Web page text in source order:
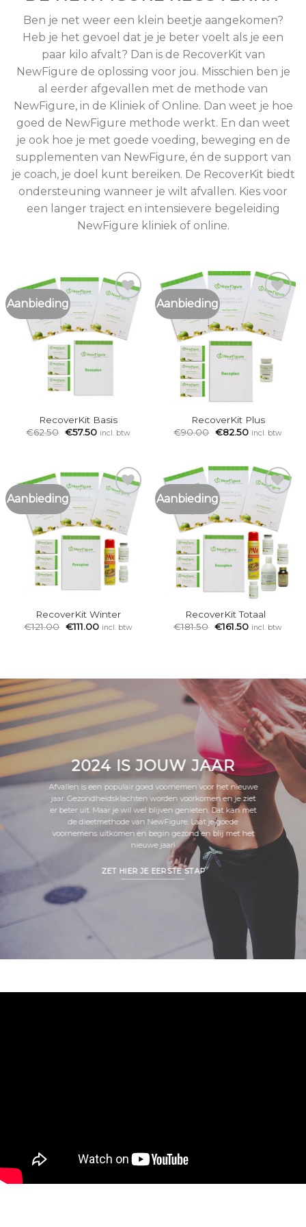
Ben je net weer een klein beetje aangekomen?
Heb je het gevoel dat je je beter voelt als je een
paar kilo afvalt? Dan is de RecoverKit van
NewFigure de oplossing voor jou. Misschien ben je
al eerder afgevallen met de methode van
NewFigure, in de Kliniek of Online. Dan weet je hoe
goed de NewFigure methode werkt. En dan weet
je ook hoe je met goede voeding, beweging en de
supplementen van NewFigure, én de support van
je coach, je doel kunt bereiken. De RecoverKit biedt
ondersteuning wanneer je wilt afvallen. Kies voor
een langer traject en intensievere begeleiding
NewFigure kliniek of online.
Aanbieding
Add to
Wishlist
RecoverKit Basis
€62.50 €57.50 incl. btw
Aanbieding
Add to
Wishlist
RecoverKit Plus
€90.00 €82.50 incl. btw
Aanbieding
Add to
Wishlist
RecoverKit Winter
€121.00 €111.00 incl. btw
Aanbieding
Add to
Wishlist
RecoverKit Totaal
€181.50 €161.50 incl. btw
2024 IS JOUW JAAR
Afvallen is een populair goed voornemen voor het nieuwe
jaar. Gezondheidsklachten worden voorkomen en je ziet
er beter uit. Maar je wil wel blijven genieten. Dat kan met
de dieetmethode van NewFigure. Laat je goede
voornemens uitkomen en begin gezond en blij met het
nieuwe jaar!
ZET HIER JE EERSTE STAP